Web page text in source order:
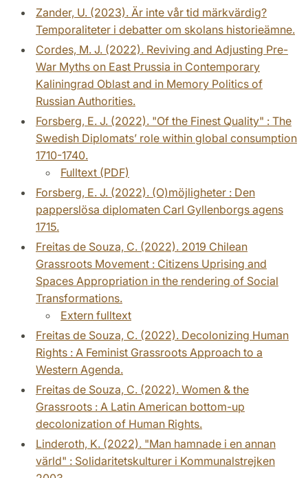
Zander, U. (2023). Är inte vår tid märkvärdig?
Temporaliteter i debatter om skolans historieämne.
Cordes, M. J. (2022). Reviving and Adjusting Pre-
War Myths on East Prussia in Contemporary
Kaliningrad Oblast and in Memory Politics of
Russian Authorities.
Forsberg, E. J. (2022). "Of the Finest Quality" : The
Swedish Diplomats’ role within global consumption
1710-1740.
Fulltext (PDF)
Forsberg, E. J. (2022). (O)möjligheter : Den
papperslösa diplomaten Carl Gyllenborgs agens
1715.
Freitas de Souza, C. (2022). 2019 Chilean
Grassroots Movement : Citizens Uprising and
Spaces Appropriation in the rendering of Social
Transformations.
Extern fulltext
Freitas de Souza, C. (2022). Decolonizing Human
Rights : A Feminist Grassroots Approach to a
Western Agenda.
Freitas de Souza, C. (2022). Women & the
Grassroots : A Latin American bottom-up
decolonization of Human Rights.
Linderoth, K. (2022). "Man hamnade i en annan
värld" : Solidaritetskulturer i Kommunalstrejken